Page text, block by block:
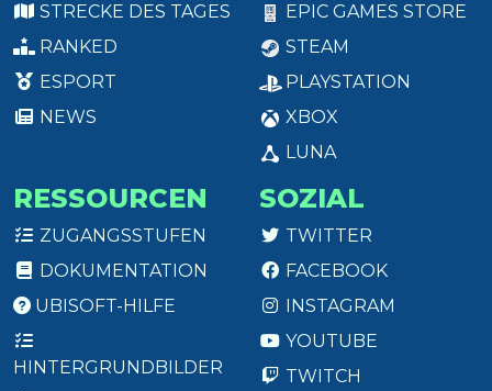
STRECKE DES TAGES
RANKED
ESPORT
NEWS
EPIC GAMES STORE
STEAM
PLAYSTATION
XBOX
LUNA
RESSOURCEN
ZUGANGSSTUFEN
DOKUMENTATION
UBISOFT-HILFE
HINTERGRUNDBILDER
SOZIAL
TWITTER
FACEBOOK
INSTAGRAM
YOUTUBE
TWITCH